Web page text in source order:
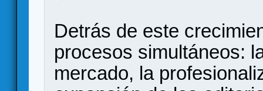
Detrás de este
procesos simultáneos:
mercado, la